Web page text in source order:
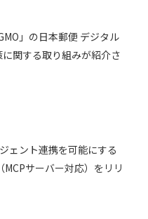
」の日本郵便 デジタル
関する取り組みが紹介さ
ェント連携を可能にする
サーバー対応）をリリ